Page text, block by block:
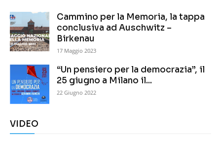
Cammino per la Memoria, la tappa
conclusiva ad Auschwitz –
Birkenau
17 Maggio 2023
“Un pensiero per la democrazia”, il
25 giugno a Milano il...
22 Giugno 2022
VIDEO